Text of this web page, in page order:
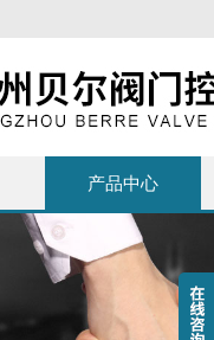
产品中心